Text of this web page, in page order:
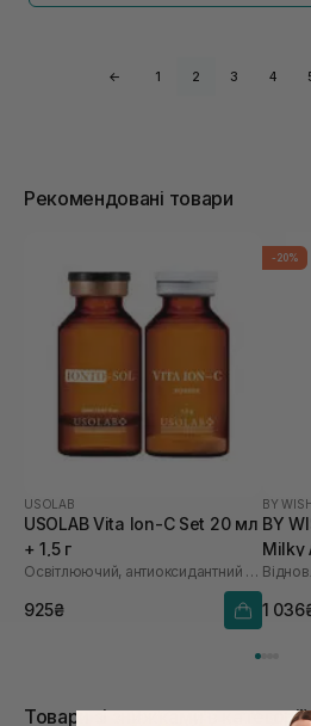
← 1 2 3 4
Рекомендовані товари
USOLAB
USOLAB Vita Ion-C Set 20 мл
+ 1,5 г
Освітлюючий, антиоксидантний та омолоджуючий набір
925₴
-20%
BY
BY
Milky
1
Товари зі знижками в